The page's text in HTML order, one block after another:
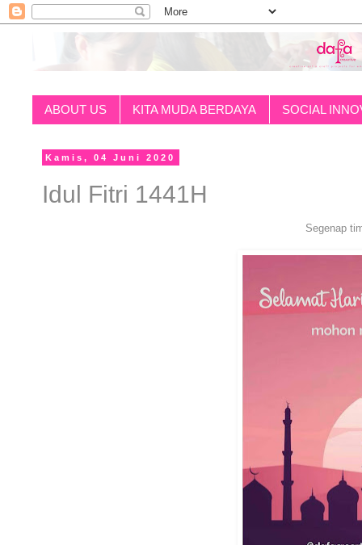
ABOUT US KITA MUDA BERDAYA SOCIAL
Kamis, 04 Juni 2020
Idul Fitri 1441H
Segenap